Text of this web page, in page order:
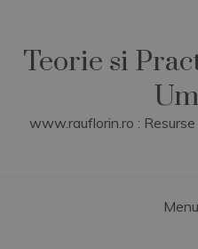
contentTeorie si
www.rauflorin.ro :
Menu